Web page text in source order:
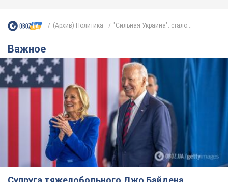
(Архив) Политика "Сильная Украина": стало...
Важное